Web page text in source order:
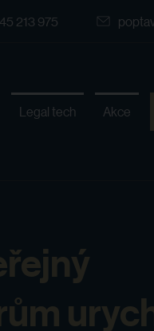
213 975
Legal tech Akce